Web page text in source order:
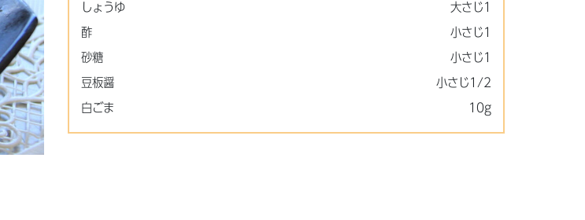
しょうゆ
大さじ1
酢
小さじ1
砂糖
小さじ1
豆板醤
小さじ1/2
白ごま
10g